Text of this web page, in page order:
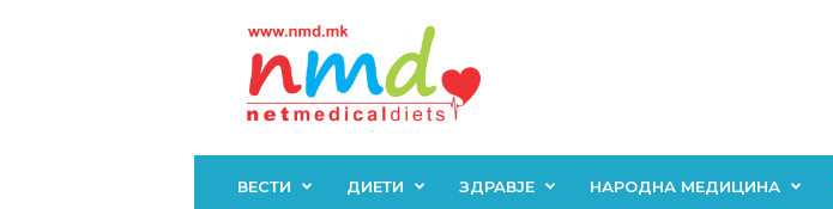
ВЕСТИ ДИЕТИ ЗДРАВЈЕ НАРОДНА МЕДИЦИНА